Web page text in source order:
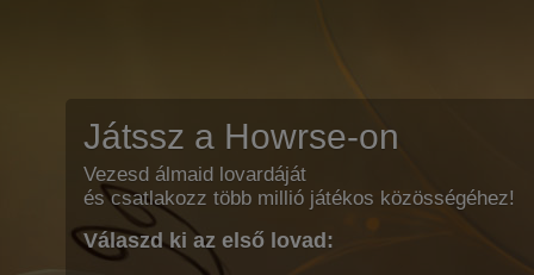
Játssz a Howrse-on
Vezesd álmaid lovardáját
és csatlakozz több millió játékos közösségéhez!
Válaszd ki az első lovad: